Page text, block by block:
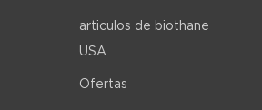
articulos de biothane
USA
Ofertas